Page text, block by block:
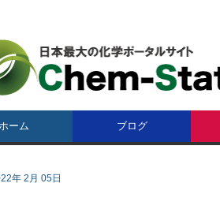
ーム ブログ
年 2月 05日